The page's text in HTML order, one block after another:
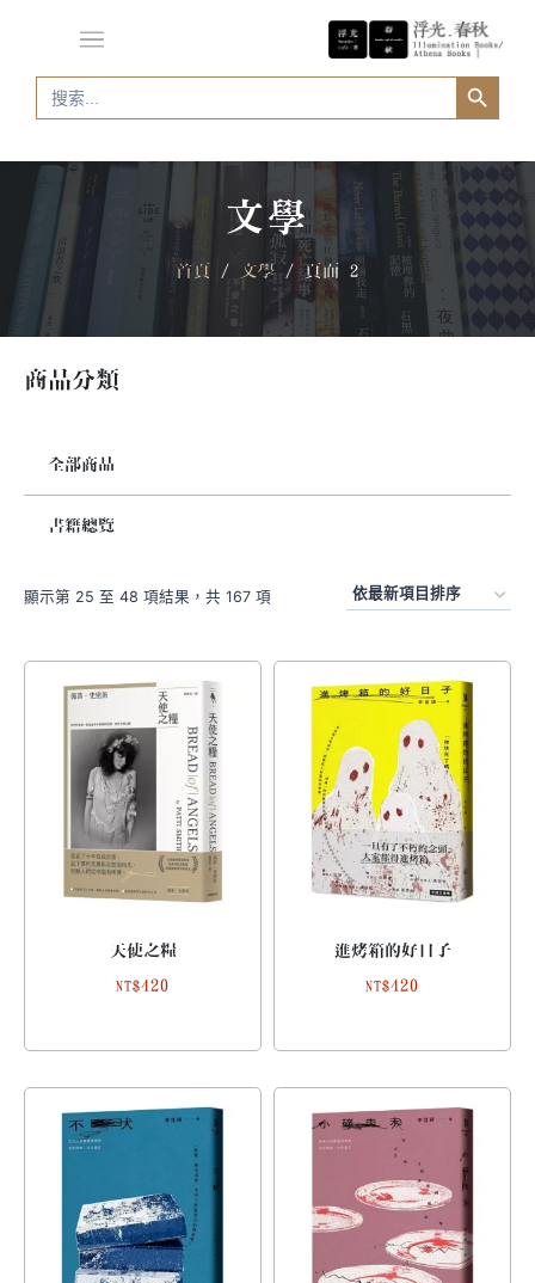
Search
for:
Search Button
文學
首頁 / 文學 / 頁面 2
商品分類
全部商品
書籍總覽
顯示第 25 至 48 項結果，共 167 項
天使之糧
NT$420
進烤箱的好日子
NT$420